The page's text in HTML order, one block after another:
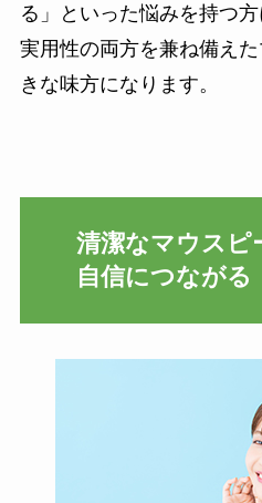
る」といった悩みを持つ
実用性の両方を兼ね備え
きな味方になります。
清潔なマウスピ
自信につながる